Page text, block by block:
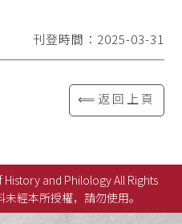
刊登時間：2025-03-31
⟸返回上頁
and Philology All Rights
經本所授權，請勿使用。